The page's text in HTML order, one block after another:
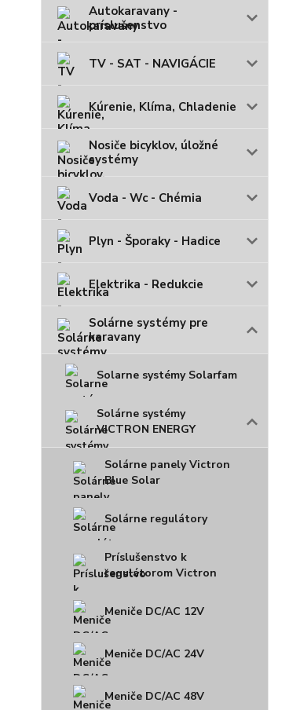
Autokaravany -
príslušenstvo
TV - SAT - NAVIGÁCIE
Kúrenie, Klíma, Chladenie
Nosiče bicyklov, úložné
systémy
Voda - Wc - Chémia
Plyn - Šporaky - Hadice
Elektrika - Redukcie
Solárne systémy pre
karavany
Solarne systémy Solarfam
Solárne systémy
VICTRON ENERGY
Solárne panely Victron
Blue Solar
Solárne regulátory
Príslušenstvo k
regulátorom Victron
Meniče DC/AC 12V
Meniče DC/AC 24V
Meniče DC/AC 48V